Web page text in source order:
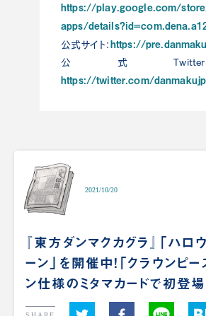
https://play.google.com/
apps/
公式サイト： https://
公式
https://twitter.com/danmakujp
2021/10/20
『東方ダンマクカグラ』「ハロ
ーン」を開催中！「クラウンピ
ン仕様のミタマカードで初登場